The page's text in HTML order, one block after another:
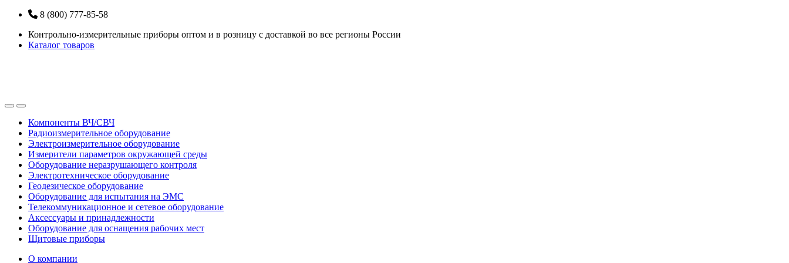
Перейти
навигации
Перейти
содержанию
8 (800) 777-85-58
Контрольно-измерительные приборы оптом и в розницу с доставкой во все регионы России
Каталог товаров
OpenClose
Компоненты ВЧ/СВЧ
Радиоизмерительное оборудование
Электроизмерительное оборудование
Измерители параметров окружающей среды
Оборудование неразрушающего контроля
Электротехническое оборудование
Геодезическое оборудование
Оборудование для испытания на ЭМС
Телекоммуникационное и сетевое оборудование
Аксессуары и принадлежности
Оборудование для оснащения рабочих мест
Щитовые приборы
О компании